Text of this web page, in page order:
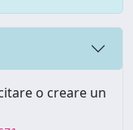
o creare un